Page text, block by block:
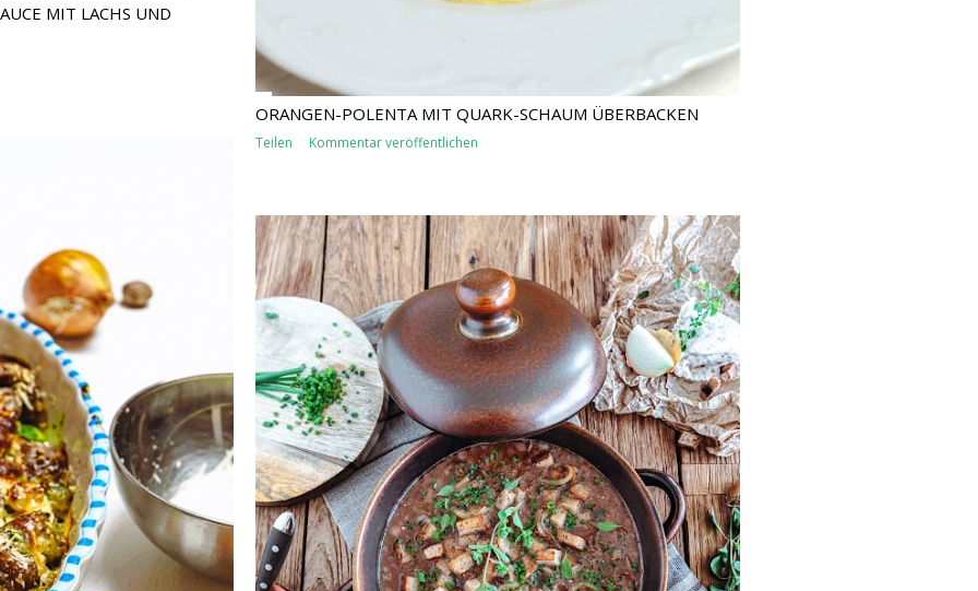
MIT LACHS UND
ORANGEN-POLENTA MIT QUARK-SCHAUM ÜBERBACKEN
Teilen Kommentar veröffentlichen